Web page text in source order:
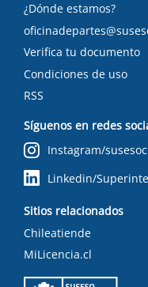
¿Dónde estamos?
Verifica tu documento
Condiciones de uso
RSS
Síguenos en redes
Instagram/
Linkedin/
Sitios relacionados
Chileatiende
MiLicencia.cl